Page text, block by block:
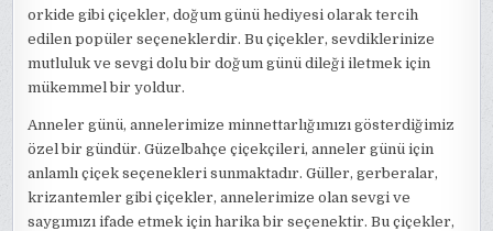
orkide gibi çiçekler, doğum günü hediyesi olarak tercih
edilen popüler seçeneklerdir. Bu çiçekler, sevdiklerinize
mutluluk ve sevgi dolu bir doğum günü dileği iletmek için
mükemmel bir yoldur.
Anneler günü, annelerimize minnettarlığımızı gösterdiğimiz
özel bir gündür. Güzelbahçe çiçekçileri, anneler günü için
anlamlı çiçek seçenekleri sunmaktadır. Güller, gerberalar,
krizantemler gibi çiçekler, annelerimize olan sevgi ve
saygımızı ifade etmek için harika bir seçenektir. Bu çiçekler,